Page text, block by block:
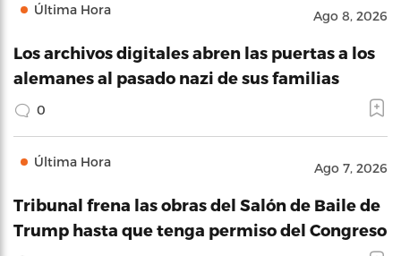
Última Hora Ago 8, 2026
Los archivos digitales abren las puertas a los
alemanes al pasado nazi de sus familias
0
Última Hora Ago 7, 2026
Tribunal frena las obras del Salón de Baile de
Trump hasta que tenga permiso del Congreso